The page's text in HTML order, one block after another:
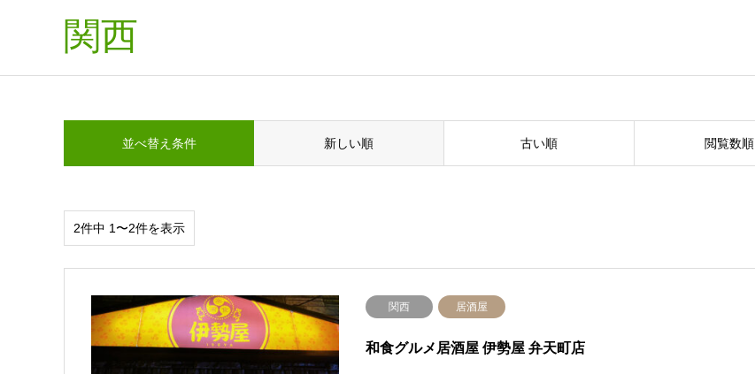
関西
並べ替え条件 新しい順 古い順 閲覧数順
2件中 1〜2件を表示
関西 居酒屋
和食グルメ居酒屋 伊勢屋 弁天町店